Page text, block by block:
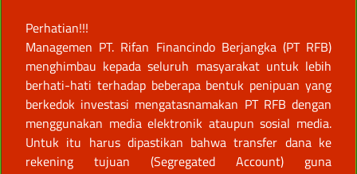
Perhatian!!!
Managemen PT. Rifan Financindo Berjangka (PT RFB)
menghimbau kepada seluruh masyarakat untuk lebih
berhati-hati terhadap beberapa bentuk penipuan yang
berkedok investasi mengatasnamakan PT RFB dengan
menggunakan media elektronik ataupun sosial media.
Untuk itu harus dipastikan bahwa transfer dana ke
rekening tujuan (Segregated Account) guna